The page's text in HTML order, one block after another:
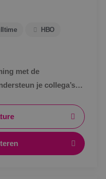
HBO
met de
je collega’s
voor